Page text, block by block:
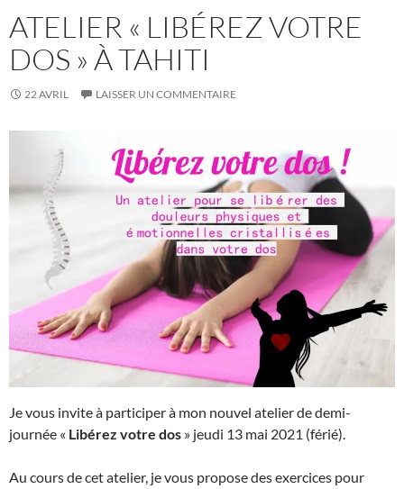
ATELIER « LIBÉREZ VOTRE
DOS » À TAHITI
22 AVRIL LAISSER UN COMMENTAIRE
Je vous invite à participer à mon nouvel atelier de demi-
journée « Libérez votre dos » jeudi 13 mai 2021 (férié).
Au cours de cet atelier, je vous propose des exercices pour